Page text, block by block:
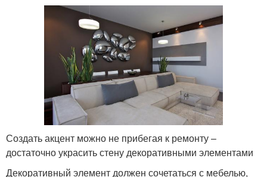
Создать акцент можно не прибегая к ремонту –
достаточно украсить стену декоративными элементами
Декоративный элемент должен сочетаться с мебелью,